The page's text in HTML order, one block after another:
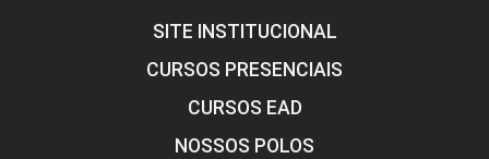
ESTATÍSTICA APLICADA
SITE INSTITUCIONAL
CURSOS PRESENCIAIS
CURSOS EAD
NOSSOS POLOS